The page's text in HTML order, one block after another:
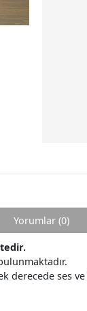
derecede ses ve
Yorumlar (0)